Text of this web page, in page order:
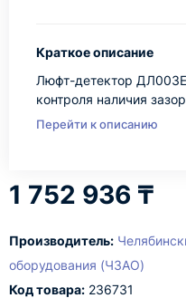
Краткое описание
Люфт-детектор
контроля наличия
Перейти к описанию
1 752 936 ₸
Производитель:
оборудования (ЧЗАО)
Код товара: 236731